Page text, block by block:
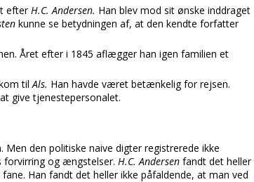
efterH.C. Andersen. Han blev mod sit ønske inddraget
kunne se betydningen af, at den kendte forfatter
Året efter i 1845 aflægger han igen familien et
tilAls. Han havde været betænkelig for rejsen.
give tjenestepersonalet.
den politiske naive digter registrerede ikke
forvirring og ængstelser. H.C. Andersen fandt det heller
fane. Han fandt det heller ikke påfaldende, at man ved